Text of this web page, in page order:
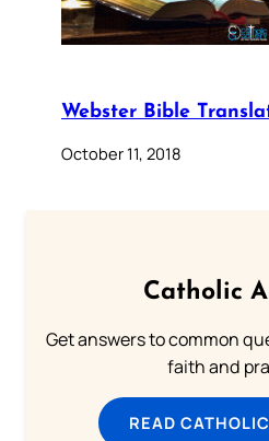
Webster Bible
October 11, 2018
Catholic
Get answers to common
faith and
READ